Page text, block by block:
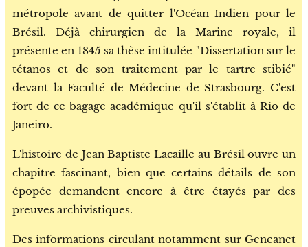
métropole avant de quitter l'Océan Indien pour le
Brésil. Déjà chirurgien de la Marine royale, il
présente en 1845 sa thèse intitulée "Dissertation sur le
tétanos et de son traitement par le tartre stibié"
devant la Faculté de Médecine de Strasbourg. C'est
fort de ce bagage académique qu'il s'établit à Rio de
Janeiro.
L'histoire de Jean Baptiste Lacaille au Brésil ouvre un
chapitre fascinant, bien que certains détails de son
épopée demandent encore à être étayés par des
preuves archivistiques.
Des informations circulant notamment sur Geneanet